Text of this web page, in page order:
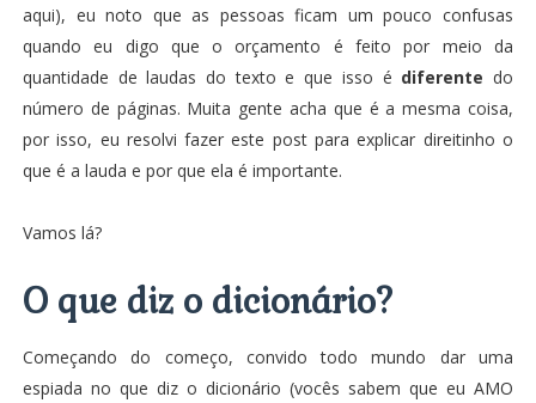
aqui), eu noto que as pessoas ficam um pouco confusas
quando eu digo que o orçamento é feito por meio da
quantidade de laudas do texto e que isso é diferente do
número de páginas. Muita gente acha que é a mesma coisa,
por isso, eu resolvi fazer este post para explicar direitinho o
que é a lauda e por que ela é importante.
Vamos lá?
O que diz o dicionário?
Começando do começo, convido todo mundo dar uma
espiada no que diz o dicionário (vocês sabem que eu AMO